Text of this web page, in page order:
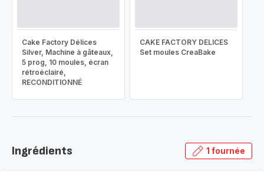
Cake Factory Délices
Silver, Machine à gâteaux,
5 prog, 10 moules, écran
rétroéclairé,
RECONDITIONNÉ
CAKE FACTORY DELICES
Set moules CreaBake
Ingrédients 1 fournée